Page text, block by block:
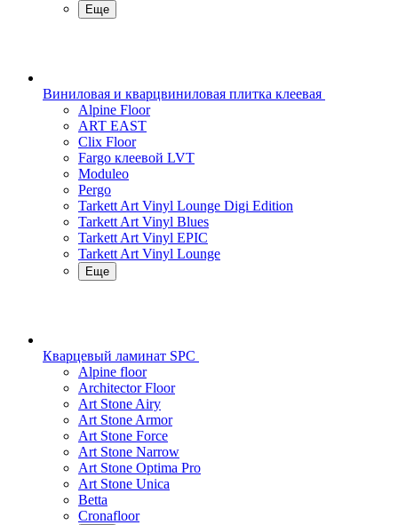
Еще
Виниловая и кварцвиниловая плитка клеевая
Alpine Floor
ART EAST
Clix Floor
Fargo клеевой LVT
Moduleo
Pergo
Tarkett Art Vinyl Lounge Digi Edition
Tarkett Art Vinyl Blues
Tarkett Art Vinyl EPIC
Tarkett Art Vinyl Lounge
Еще
Кварцевый ламинат SPC
Alpine floor
Architector Floor
Art Stone Airy
Art Stone Armor
Art Stone Force
Art Stone Narrow
Art Stone Optima Pro
Art Stone Unica
Betta
Cronafloor